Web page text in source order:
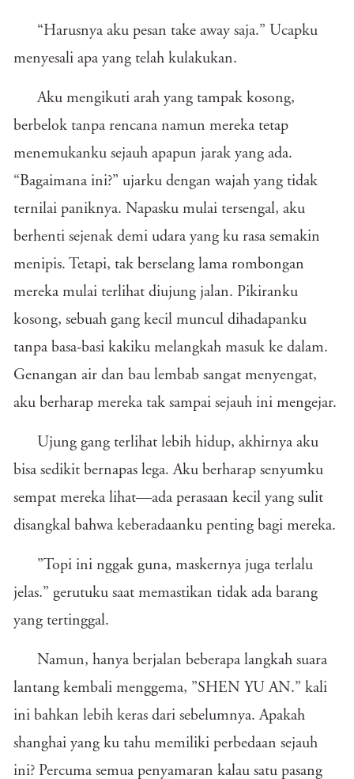
“Harusnya aku pesan take away saja.” Ucapku
menyesali apa yang telah kulakukan.
Aku mengikuti arah yang tampak kosong,
berbelok tanpa rencana namun mereka tetap
menemukanku sejauh apapun jarak yang ada.
“Bagaimana ini?” ujarku dengan wajah yang tidak
ternilai paniknya. Napasku mulai tersengal, aku
berhenti sejenak demi udara yang ku rasa semakin
menipis. Tetapi, tak berselang lama rombongan
mereka mulai terlihat diujung jalan. Pikiranku
kosong, sebuah gang kecil muncul dihadapanku
tanpa basa-basi kakiku melangkah masuk ke dalam.
Genangan air dan bau lembab sangat menyengat,
aku berharap mereka tak sampai sejauh ini mengejar.
Ujung gang terlihat lebih hidup, akhirnya aku
bisa sedikit bernapas lega. Aku berharap senyumku
sempat mereka lihat—ada perasaan kecil yang sulit
disangkal bahwa keberadaanku penting bagi mereka.
”Topi ini nggak guna, maskernya juga terlalu
jelas.” gerutuku saat memastikan tidak ada barang
yang tertinggal.
Namun, hanya berjalan beberapa langkah suara
lantang kembali menggema, ”SHEN YU AN.” kali
ini bahkan lebih keras dari sebelumnya. Apakah
shanghai yang ku tahu memiliki perbedaan sejauh
ini? Percuma semua penyamaran kalau satu pasang